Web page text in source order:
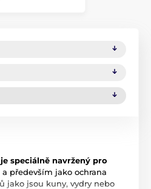
speciálně navržený pro
a především jako ochrana
jako jsou kuny, vydry nebo